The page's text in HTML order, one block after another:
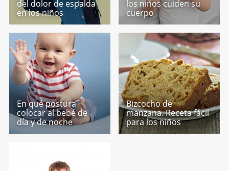
del dolor de espalda
en los niños
los niños cuiden su
cuerpo
En qué postura
colocar al bebé de
día y de noche
Bizcocho de
manzana. Receta fácil
para los niños